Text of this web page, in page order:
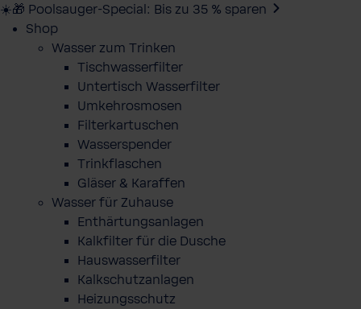
☀️🎁 Poolsauger-Special: Bis zu 35 % sparen
Shop
Wasser zum Trinken
Tischwasserfilter
Untertisch Wasserfilter
Umkehrosmosen
Filterkartuschen
Wasserspender
Trinkflaschen
Gläser & Karaffen
Wasser für Zuhause
Enthärtungsanlagen
Kalkfilter für die Dusche
Hauswasserfilter
Kalkschutzanlagen
Heizungsschutz